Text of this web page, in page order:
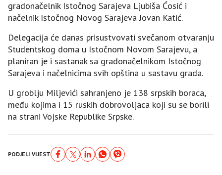
gradonačelnik Istočnog Sarajeva Ljubiša Ćosić i
načelnik Istočnog Novog Sarajeva Јovan Katić.
Delegacija će danas prisustvovati svečanom otvaranju
Studentskog doma u Istočnom Novom Sarajevu, a
planiran je i sastanak sa gradonačelnikom Istočnog
Sarajeva i načelnicima svih opština u sastavu grada.
U groblju Miljevići sahranjeno je 138 srpskih boraca,
među kojima i 15 ruskih dobrovoljaca koji su se borili
na strani Vojske Republike Srpske.
PODJELI VIJEST